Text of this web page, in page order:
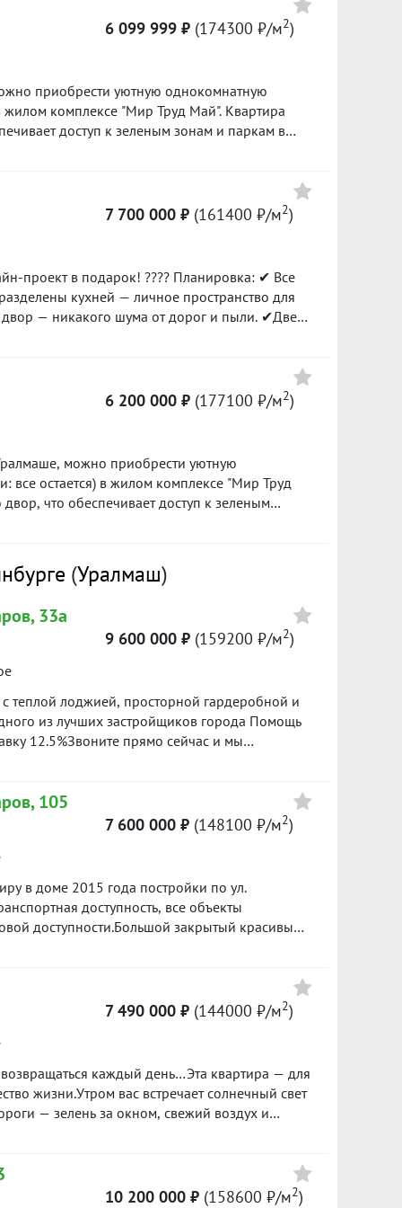
158000 ₽/м²
145000 ₽/м²
6 099 999 ₽ (174300 ₽/м2)
приобрести уютную однокомнатную
жилом комплексе "Мир Труд Май". Квартира
доступ к зеленым зонам и паркам в
предусмотрены все удобства, в том числе
вам спокойствие и защиту от
по предварительной договоренности.☎️
7 700 000 ₽ (161400 ₽/м2)
(возможна переделка под гардеробную
дом 2024
6 200 000 ₽ (177100 ₽/м2)
можно приобрести уютную
все остается) в жилом комплексе "Мир Труд
что обеспечивает доступ к зеленым
Для жильцов дома предусмотрены все
двор с кодовой дверью обеспечит вам
Посетите просмотр по
(Уралмаш)
33а
9 600 000 ₽ (159200 ₽/м2)
теплой лоджией, просторной гардеробной и
из лучших застройщиков города Помощь
12.5%Звоните прямо сейчас и мы
в нашей базе: 7722
105
7 600 000 ₽ (148100 ₽/м2)
в доме 2015 года постройки по ул.
доступность, все объекты
доступности.Большой закрытый красивый
с удачной планировкой: комнаты
базе: 10573
7 490 000 ₽ (144000 ₽/м2)
возвращаться каждый день…Эта квартира — для
жизни.Утром вас встречает солнечный свет
— зелень за окном, свежий воздух и
дома.53 м², где каждый метр работает на
легко отдыхать после насыщенного дня;✨
— тишина, спокойствие и красивые виды
10 200 000 ₽ (158600 ₽/м2)